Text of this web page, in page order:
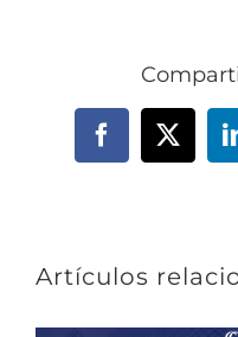
Facebook
X
Artículos